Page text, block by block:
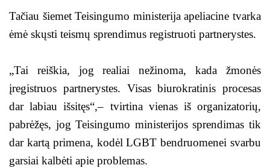
Tačiau šiemet Teisingumo ministerija apeliacine tvarka
ėmė skųsti teismų sprendimus registruoti partnerystes.
„Tai reiškia, jog realiai nežinoma, kada žmonės
įregistruos partnerystes. Visas biurokratinis procesas
dar labiau išsitęs“,– tvirtina vienas iš organizatorių,
pabrėžęs, jog Teisingumo ministerijos sprendimas tik
dar kartą primena, kodėl LGBT bendruomenei svarbu
garsiai kalbėti apie problemas.